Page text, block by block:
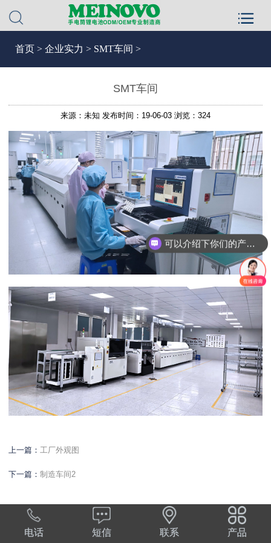
首页 > 企业实力 > SMT车间 >
SMT车间
来源：未知 发布时间：19-06-03 浏览：324
上一篇： 工厂外观图
下一篇： 制造车间2
电话 短信 联系 产品
可以介绍下你们的产品么